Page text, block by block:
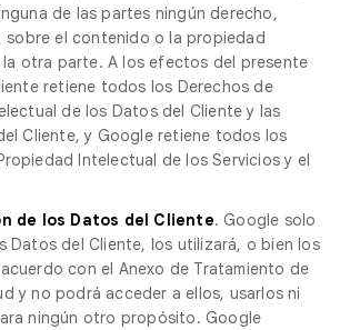
de las partes ningún derecho,
sobre el contenido o la propiedad
otra parte. A los efectos del presente
retiene todos los Derechos de
de los Datos del Cliente y las
Cliente, y Google retiene todos los
Intelectual de los Servicios y el
de los Datos del Cliente. Google solo
Datos del Cliente, los utilizará, o bien los
con el Anexo de Tratamiento de
y no podrá acceder a ellos, usarlos ni
ningún otro propósito. Google